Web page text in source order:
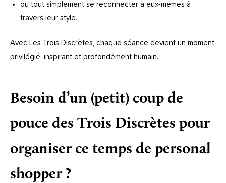
ou tout simplement se reconnecter à eux-mêmes à
travers leur style.
Avec Les Trois Discrètes, chaque séance devient un moment
privilégié, inspirant et profondément humain.
Besoin d’un (petit) coup de
pouce des Trois Discrètes pour
organiser ce temps de personal
shopper ?